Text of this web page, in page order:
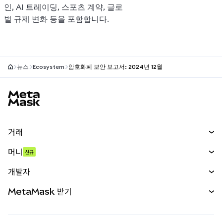
인, AI 트레이딩, 스포츠 계약, 글로
벌 규제 변화 등을 포함합니다.
뉴스 Ecosystem 암호화폐 보안 보고서: 2024년 12월
거래
무기한 선물
실물자산
머니 신규
개발자
MetaMask 받기